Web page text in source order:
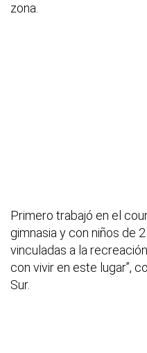
zona.
Primero trabajó en el
gimnasia y con niños de
vinculadas a la
con vivir en este lugar”,
Sur.